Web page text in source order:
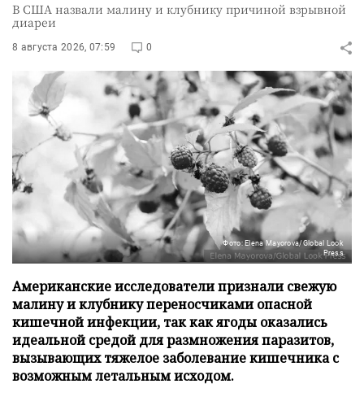
В США назвали малину и клубнику причиной взрывной
диареи
8 августа 2026, 07:59 0
Фото: Elena Mayorova/Global Look
Press
Американские исследователи признали свежую
малину и клубнику переносчиками опасной
кишечной инфекции, так как ягоды оказались
идеальной средой для размножения паразитов,
вызывающих тяжелое заболевание кишечника с
возможным летальным исходом.